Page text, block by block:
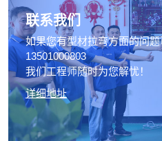
联系我们
如果您有型材拉弯方面的问题
13501000803
我们工程师随时为您解忧！
详细地址